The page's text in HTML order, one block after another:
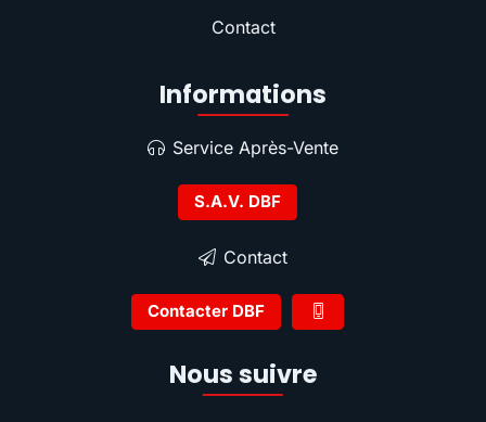
Contact
Informations
Service Après-Vente
S.A.V. DBF
Contact
Contacter DBF
Nous suivre